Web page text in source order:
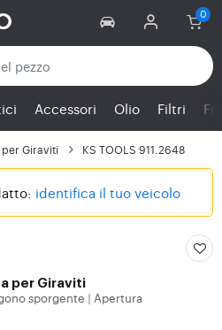
Accessori Olio Filtri
per Giraviti KS TOOLS 911.2648
identifica il tuo veicolo
per Giraviti
sporgente
Apertura